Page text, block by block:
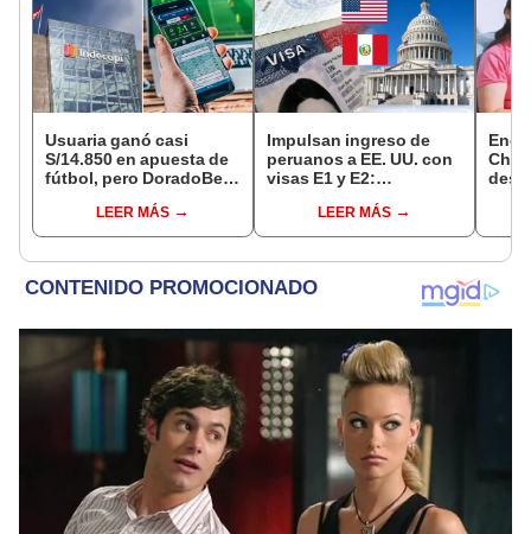
Usuaria ganó casi
S/14.850 en apuesta de
fútbol, pero DoradoBet
Indecopi multó a la
empresa con más de S/
LEER MÁS
Impulsan ingreso de
peruanos a EE. UU. con
visas E1 y E2:
pymes serían los más
beneficiados
LEER MÁS